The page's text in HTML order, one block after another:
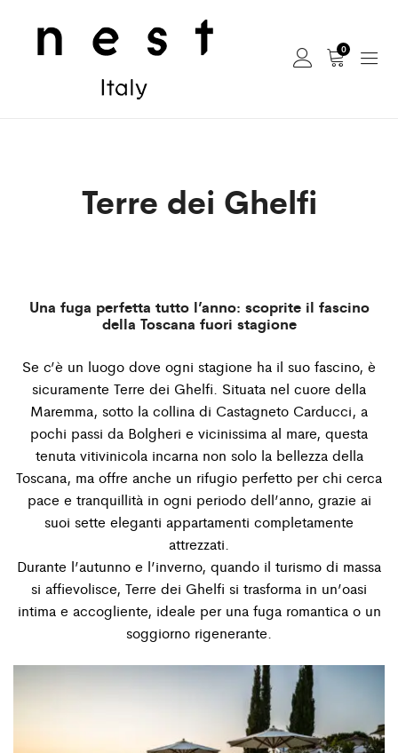
0
Terre dei Ghelfi
Una fuga perfetta tutto l’anno: scoprite il fascino
della Toscana fuori stagione
Se c’è un luogo dove ogni stagione ha il suo fascino, è
sicuramente Terre dei Ghelﬁ. Situata nel cuore della
Maremma, sotto la collina di Castagneto Carducci, a
pochi passi da Bolgheri e vicinissima al mare, questa
tenuta vitivinicola incarna non solo la bellezza della
Toscana, ma offre anche un rifugio perfetto per chi cerca
pace e tranquillità in ogni periodo dell’anno, grazie ai
suoi sette eleganti appartamenti completamente
attrezzati.
Durante l’autunno e l’inverno, quando il turismo di massa
si afﬁevolisce, Terre dei Ghelﬁ si trasforma in un’oasi
intima e accogliente, ideale per una fuga romantica o un
soggiorno rigenerante.